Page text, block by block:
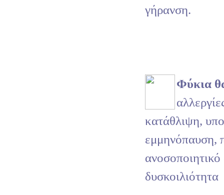
γήρανση.
Φύκια
κατάθλιψη,
εμμηνόπαυση,
δυσκοιλιότητα